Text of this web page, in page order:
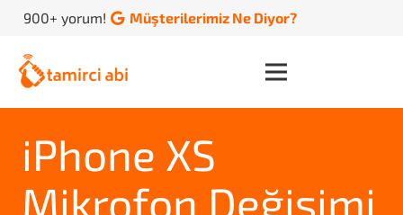
900+ yorum! Müşterilerimiz Ne Diyor?
iPhone XS
Mikrofon Değişimi